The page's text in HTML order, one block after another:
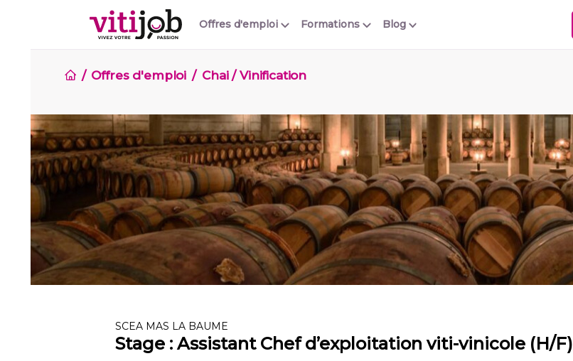
Offres d'emploi Blog
Formations
Offres d'emploi Chai / Vinification
SCEA MAS LA BAUME
Stage : Assistant Chef d’exploitation viti-vinicole (H/F)